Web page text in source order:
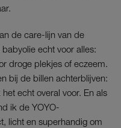
de care-lijn van de
echt voor alles:
droge plekjes of eczeem.
bij de billen achterblijven:
echt overal voor. En als
ik de YOYO-
licht en superhandig om